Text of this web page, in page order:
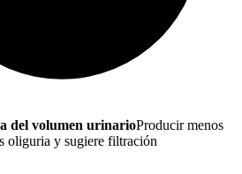
del volumen urinarioProducir menos
oliguria y sugiere filtración